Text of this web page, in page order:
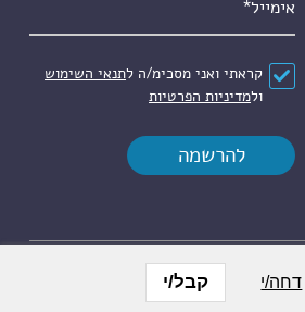
הסכם*
קראתי ואני מסכימ/ה לתנאי השימוש
ולמדיניות הפרטיות
דחה/י קבל/י